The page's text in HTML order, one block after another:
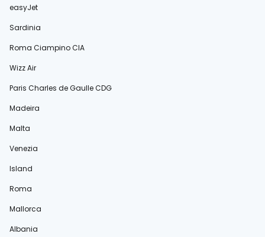
easyJet
Sardinia
Roma Ciampino CIA
Wizz Air
Paris Charles de Gaulle CDG
Madeira
Malta
Venezia
Island
Roma
Mallorca
Albania